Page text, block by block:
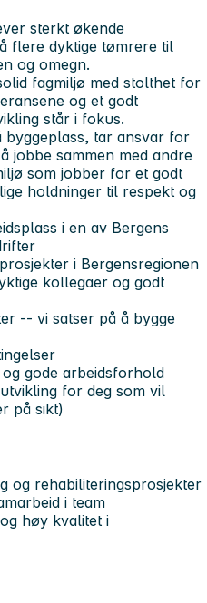
sterkt økende
flere dyktige tømrere til
og omegn.
fagmiljø med stolthet for
og et godt
står i fokus.
byggeplass, tar ansvar for
jobbe sammen med andre
som jobber for et godt
holdninger til respekt og
i en av Bergens
i Bergensregionen
kollegaer og godt
-- vi satser på å bygge
gode arbeidsforhold
for deg som vil
på sikt)
og rehabiliteringsprosjekter
i team
høy kvalitet i